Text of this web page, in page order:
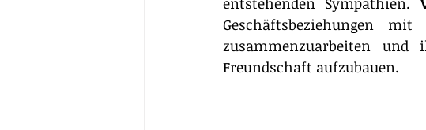
Geschäftsbeziehungen
zusammenzuarbeiten
Freundschaft aufzubauen.